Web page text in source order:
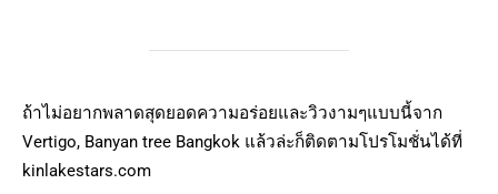
ถ้าไม่อยากพลาดสุดยอดความอร่อยและวิวงามๆแบบนี้จาก
Vertigo, Banyan tree Bangkok แล้วล่ะก็ติดตามโปรโมชั่นได้ที่
kinlakestars.com